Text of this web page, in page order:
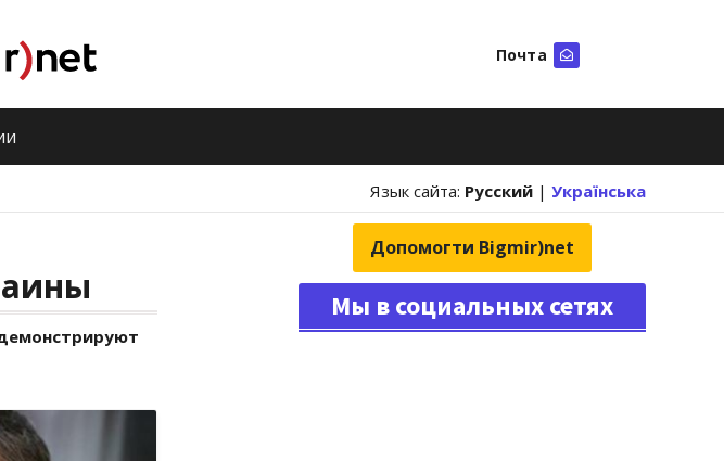
Почта
Язык сайта: Русский | Українська
Допомогти Bigmir)net
Мы в социальных сетях